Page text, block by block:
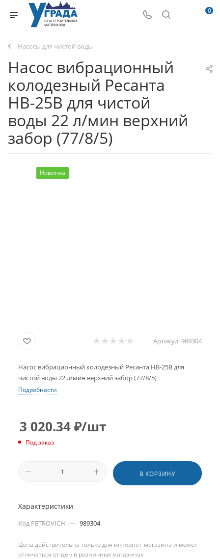
0
Насосы для чистой воды
Насос вибрационный
колодезный Ресанта
НВ-25В для чистой
воды 22 л/мин верхний
забор (77/8/5)
Новинка
Артикул:989304
Насос вибрационный колодезный Ресанта НВ-25В для
чистой воды 22 л/мин верхний забор (77/8/5)
Подробности
3 020.34₽/шт
Под заказ
В КОРЗИНУ
Характеристики
Код PETROVICH — 989304
Цена действительна только для интернет-магазина и может
отличаться от цен в розничных магазинах